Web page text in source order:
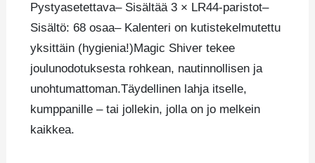
Pystyasetettava– Sisältää 3 × LR44-paristot–
Sisältö: 68 osaa– Kalenteri on kutistekelmutettu
yksittäin (hygienia!)Magic Shiver tekee
joulunodotuksesta rohkean, nautinnollisen ja
unohtumattoman.Täydellinen lahja itselle,
kumppanille – tai jollekin, jolla on jo melkein
kaikkea.